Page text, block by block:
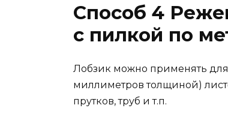
Способ 4
с пилкой по
Лобзик можно применять для
миллиметров толщиной)
прутков, труб и т.п.